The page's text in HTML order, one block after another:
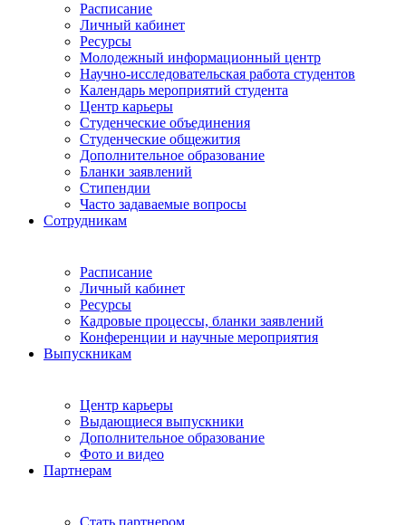
Расписание
Личный кабинет
Ресурсы
Молодежный информационный центр
Научно-исследовательская работа студентов
Календарь мероприятий студента
Центр карьеры
Студенческие объединения
Студенческие общежития
Дополнительное образование
Бланки заявлений
Стипендии
Часто задаваемые вопросы
Сотрудникам
Расписание
Личный кабинет
Ресурсы
Кадровые процессы, бланки заявлений
Конференции и научные мероприятия
Выпускникам
Центр карьеры
Выдающиеся выпускники
Дополнительное образование
Фото и видео
Партнерам
Стать партнером